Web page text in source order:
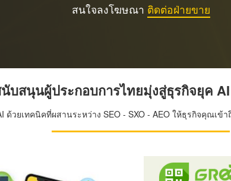
สนใจลงโฆษณา ติดต่อฝ่ายขาย
บสนุนผู้ประกอบการไทยมุ่งสู่ธุรกิจยุค
วยเทคนิคที่ผสานระหว่าง SEO - SXO - AEO ให้ธุรกิจคุณเ